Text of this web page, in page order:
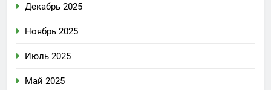
Декабрь 2025
Ноябрь 2025
Июль 2025
Май 2025